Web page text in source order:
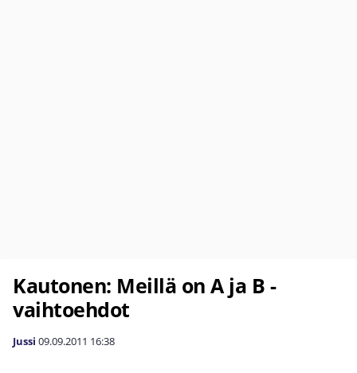
Kautonen: Meillä on A ja B -
vaihtoehdot
Jussi 09.09.2011 16:38